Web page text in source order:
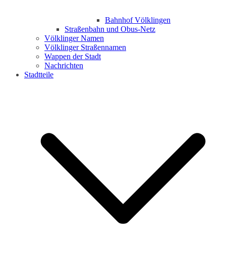
Bahnhof Völklingen
Straßenbahn und Obus-Netz
Völklinger Namen
Völklinger Straßennamen
Wappen der Stadt
Nachrichten
Stadtteile